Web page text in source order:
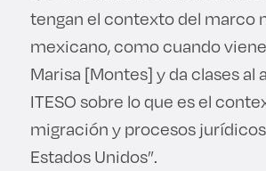
tengan el contexto del marco
mexicano, como cuando
Marisa [Montes] y da clases al
ITESO sobre lo que es el
migración y procesos
Estados Unidos”.